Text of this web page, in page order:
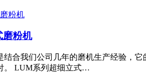
粉机
结合我们公司几年的磨机生产经验，
。 LUM系列超细立式…